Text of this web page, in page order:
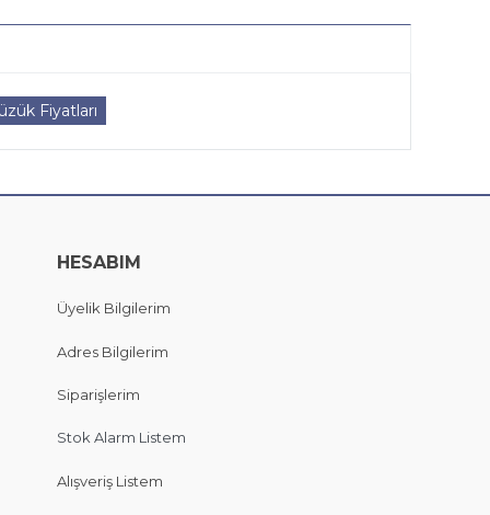
Fiyatları
HESABIM
Üyelik Bilgilerim
Adres Bilgilerim
Siparişlerim
Stok Alarm Listem
Alışveriş Listem